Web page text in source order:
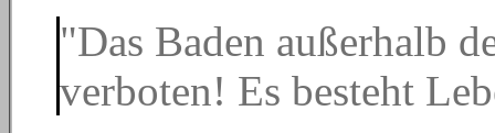
"Das Baden außerhalb
verboten! Es besteht